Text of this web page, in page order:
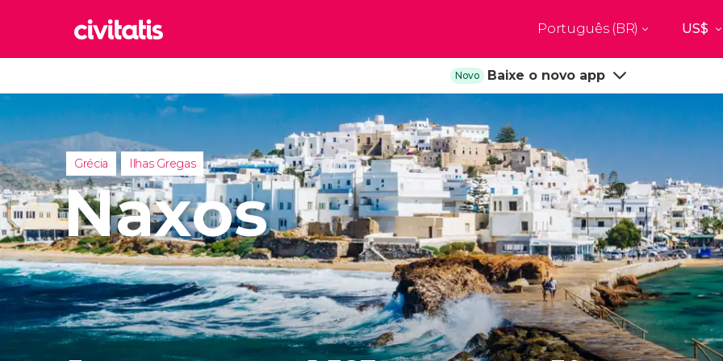
Top destinos
Itália
Paris
França Estados
Londres
Reino Unido
Florença
Itália
Edimburgo
Reino Unido
Madrid
Espanha
Barcelona
Espanha
Marrakech
Marrocos
Amsterdam
Holanda
Milão
Itália
Istambul
Turquia
Praga
República Tcheca
Porto
Portugal
Ver todos os destinos
Português (BR)
Novo Baixe o novo app
Grécia Ilhas Gregas
Naxos